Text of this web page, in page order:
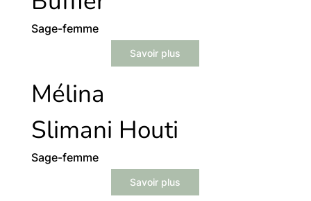
Sage-femme
Savoir plus
Mélina
Slimani Houti
Sage-femme
Savoir plus